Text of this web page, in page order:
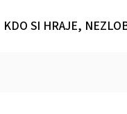
KDO SI HRAJE,